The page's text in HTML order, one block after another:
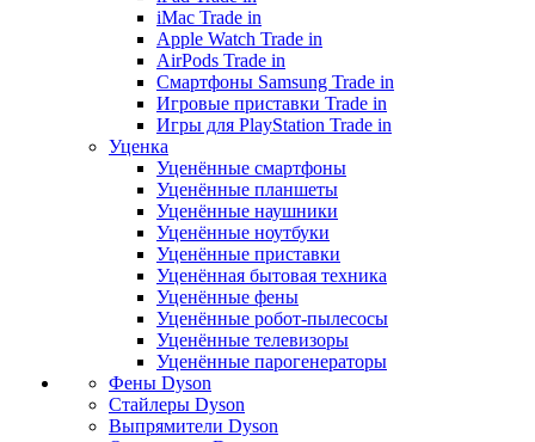
iMac Trade in
Apple Watch Trade in
AirPods Trade in
Смартфоны Samsung Trade in
Игровые приставки Trade in
Игры для PlayStation Trade in
Уценка
Уценённые смартфоны
Уценённые планшеты
Уценённые наушники
Уценённые ноутбуки
Уценённые приставки
Уценённая бытовая техника
Уценённые фены
Уценённые робот-пылесосы
Уценённые телевизоры
Уценённые парогенераторы
Фены Dyson
Стайлеры Dyson
Выпрямители Dyson